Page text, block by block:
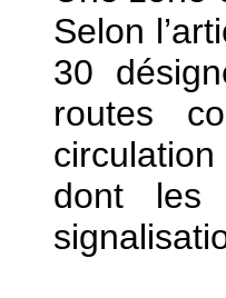
Selon
30
routes
dont les